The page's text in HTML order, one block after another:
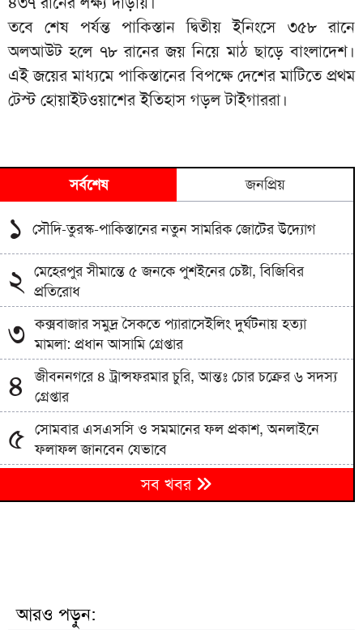
তবে শেষ পর্যন্ত পাকিস্তান দ্বিতীয় ইনিংসে ৩৫৮ রানে
অলআউট হলে ৭৮ রানের জয় নিয়ে মাঠ ছাড়ে বাংলাদেশ।
এই জয়ের মাধ্যমে পাকিস্তানের বিপক্ষে দেশের মাটিতে প্রথম
টেস্ট হোয়াইটওয়াশের ইতিহাস গড়ল টাইগাররা।
সর্বশেষ জনপ্রিয়
১ সৌদি-তুরস্ক-পাকিস্তানের নতুন সামরিক জোটের উদ্যোগ
২ মেহেরপুর সীমান্তে ৫ জনকে পুশইনের চেষ্টা, বিজিবির
প্রতিরোধ
৩ কক্সবাজার সমুদ্র সৈকতে প্যারাসেইলিং দুর্ঘটনায় হত্যা
মামলা: প্রধান আসামি গ্রেপ্তার
৪
জীবননগরে ৪ ট্রান্সফরমার চুরি, আন্তঃ চোর চক্রের ৬ সদস্য
গ্রেপ্তার
৫ সোমবার এসএসসি ও সমমানের ফল প্রকাশ, অনলাইনে
ফলাফল জানবেন যেভাবে
৬ সেপ্টেম্বরে যুক্তরাষ্ট্র সফরে যাচ্ছেন প্রধানমন্ত্রী
সব খবর
আরও পড়ুন: